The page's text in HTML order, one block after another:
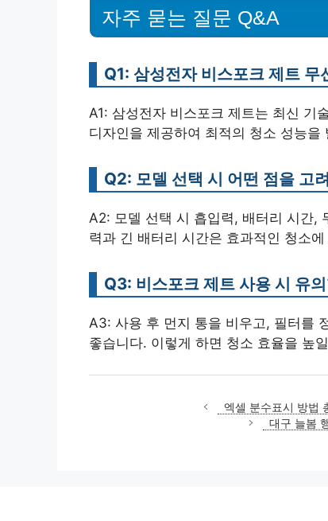
자주 묻는 질문 Q&A
Q1: 삼성전자 비스포크 제트
A1: 삼성전자 비스포크 제트는 최신 기
디자인을 제공하여 최적의 청소 성능을
Q2: 모델 선택 시 어떤 점을 고
A2: 모델 선택 시 흡입력, 배터리 시간,
력과 긴 배터리 시간은 효과적인 청소
Q3: 비스포크 제트 사용 시 유
A3: 사용 후 먼지 통을 비우고, 필터를
좋습니다. 이렇게 하면 청소 효율을 높
엑셀 분수표시 방법
대구 늘봄